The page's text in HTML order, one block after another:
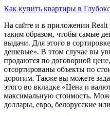
Как купить квартиры в
На сайте и в приложении
таким образом, чтобы самые
выдачи. Для этого в
дешевые». В этом случае вы
продаются по договорной
отсортированы объекты по
дорогим. Также вы можете
этого во вкладке «Цена и
максимальную стоимость.
доллары, евро, белорусские